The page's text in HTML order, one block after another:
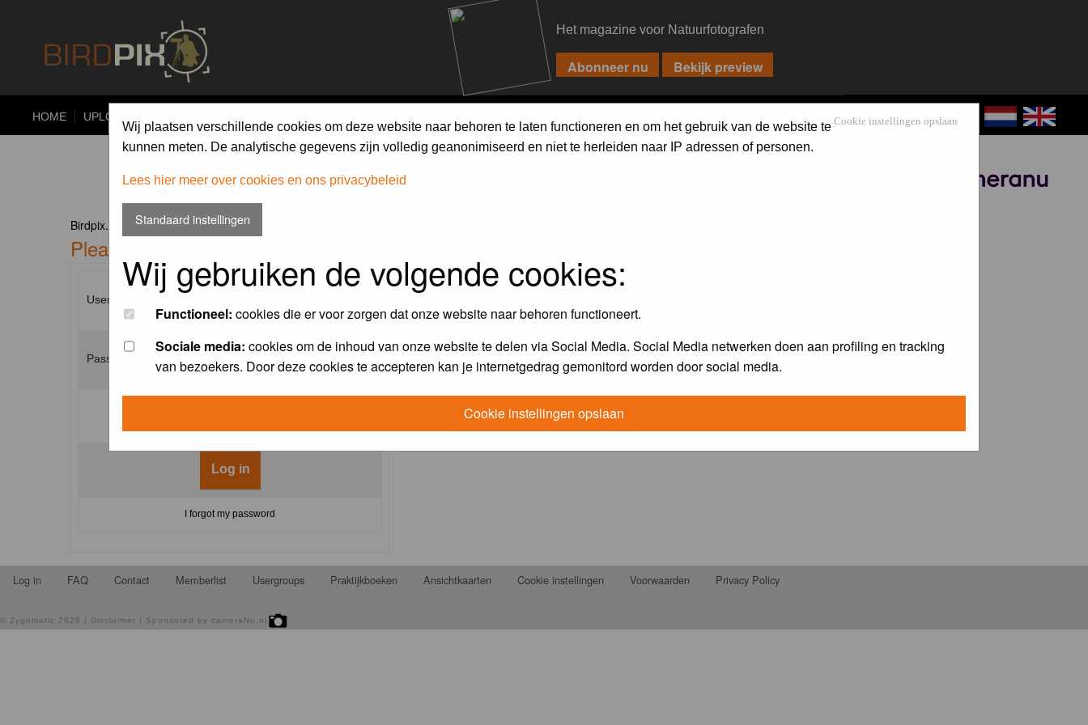
Het magazine voor Natuurfotografen
HOME UPLOAD Cookie instellingen opslaan
Wij plaatsen verschillende cookies om deze website naar behoren te laten functioneren en om het gebruik van de website te
kunnen meten. De analytische gegevens zijn volledig geanonimiseerd en niet te herleiden naar IP adressen of personen.
Lees hier meer over cookies en ons privacybeleid
Standaard instellingen
Wij gebruiken de volgende cookies:
Functioneel: cookies die er voor zorgen dat onze website naar behoren functioneert.
Sociale media: cookies om de inhoud van onze website te delen via Social Media. Social Media netwerken doen aan profiling en tracking
van bezoekers. Door deze cookies te accepteren kan je internetgedrag gemonitord worden door social media.
Cookie instellingen opslaan
Birdpix.nl Forum Index
Please enter your username and password to log in.
Username:
Password:
I forgot my password
Log in FAQ Contact Memberlist Usergroups Praktijkboeken Ansichtkaarten Cookie instellingen Voorwaarden Privacy Policy
© Zygomatic 2026 | Disclaimer | Sponsored by cameraNu.nl